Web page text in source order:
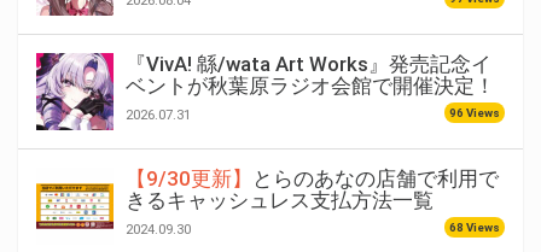
『VivA! 緜/wata Art Works』発売記念イ
ベントが秋葉原ラジオ会館で開催決定！
2026.07.31 96 Views
【9/30更新】
とらのあなの店舗で利用で
きるキャッシュレス支払方法一覧
2024.09.30 68 Views